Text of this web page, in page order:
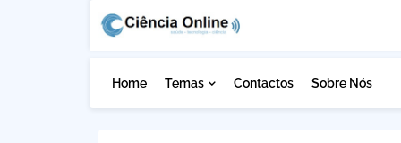
Home Temas Contactos Sobre Nós